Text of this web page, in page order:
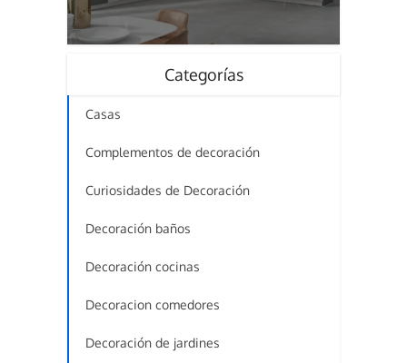
Categorías
Casas
Complementos de decoración
Curiosidades de Decoración
Decoración baños
Decoración cocinas
Decoracion comedores
Decoración de jardines